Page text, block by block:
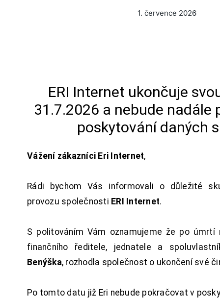
1. července 2026
ERI Internet ukončuje
31.7.2026 a nebude nadále
poskytování daných
Vážení zákazníci Eri Internet,
Rádi bychom Vás informovali o důležité
provozu společnosti ERI Internet.
S politováním Vám oznamujeme že po úmrtí
finančního ředitele, jednatele a
Benýška, rozhodla společnost o ukončení své
Po tomto datu již Eri nebude pokračovat v